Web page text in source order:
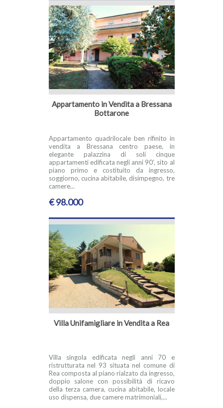
Appartamento in Vendita a Bressana
Bottarone
Appartamento quadrilocale ben rifinito in
vendita a Bressana centro paese, in
elegante palazzina di soli cinque
appartamenti edificata negli anni 90’, sito al
piano primo e costituito da ingresso,
soggiorno, cucina abitabile, disimpegno, tre
camere...
€ 98.000
Villa Unifamigliare in Vendita a Rea
Villa singola edificata negli anni 70 e
ristrutturata nel 93 situata nel comune di
Rea composta al piano rialzato da ingresso,
doppio salone con possibilità di ricavo
della terza camera, cucina abitabile, locale
uso dispensa, due camere matrimoniali,...